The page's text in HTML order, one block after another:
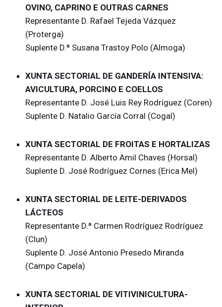
OVINO, CAPRINO E OUTRAS CARNES
Representante D. Rafael Tejeda Vázquez
(Proterga)
Suplente D.ª Susana Trastoy Polo (Almoga)
XUNTA SECTORIAL DE GANDERÍA INTENSIVA:
AVICULTURA, PORCINO E COELLOS
Representante D. José Luis Rey Rodríguez (Coren)
Suplente D. Natalio García Corral (Cogal)
XUNTA SECTORIAL DE FROITAS E HORTALIZAS
Representante D. Alberto Amil Chaves (Horsal)
Suplente D. José Rodríguez Cornes (Erica Mel)
XUNTA SECTORIAL DE LEITE-DERIVADOS
LÁCTEOS
Representante D.ª Carmen Rodríguez Rodríguez
(Clun)
Suplente D. José Antonio Presedo Miranda
(Campo Capela)
XUNTA SECTORIAL DE VITIVINICULTURA-